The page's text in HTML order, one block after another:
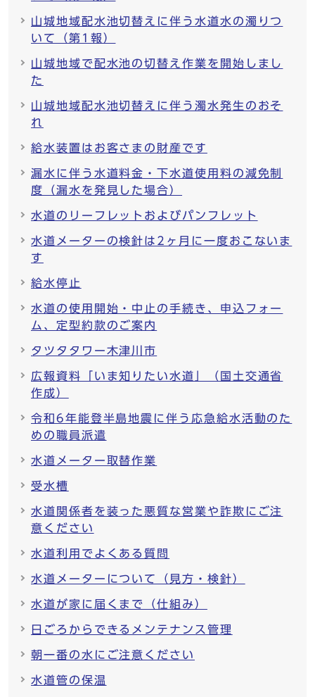
山城地域配水池切替えに伴う水道水の濁りつ
いて（第1報）
山城地域で配水池の切替え作業を開始しまし
た
山城地域配水池切替えに伴う濁水発生のおそ
れ
給水装置はお客さまの財産です
漏水に伴う水道料金・下水道使用料の減免制
度（漏水を発見した場合）
水道のリーフレットおよびパンフレット
水道メーターの検針は2ヶ月に一度おこないま
す
給水停止
水道の使用開始・中止の手続き、申込フォー
ム、定型約款のご案内
タツタタワー木津川市
広報資料「いま知りたい水道」（国土交通省
作成）
令和6年能登半島地震に伴う応急給水活動のた
めの職員派遣
水道メーター取替作業
受水槽
水道関係者を装った悪質な営業や詐欺にご注
意ください
水道利用でよくある質問
水道メーターについて（見方・検針）
水道が家に届くまで（仕組み）
日ごろからできるメンテナンス管理
朝一番の水にご注意ください
水道管の保温